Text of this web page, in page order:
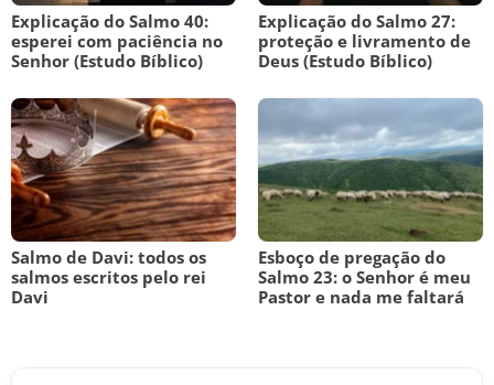
Explicação do Salmo 40:
esperei com paciência no
Senhor (Estudo Bíblico)
Explicação do Salmo 27:
proteção e livramento de
Deus (Estudo Bíblico)
Salmo de Davi: todos os
salmos escritos pelo rei
Davi
Esboço de pregação do
Salmo 23: o Senhor é meu
Pastor e nada me faltará